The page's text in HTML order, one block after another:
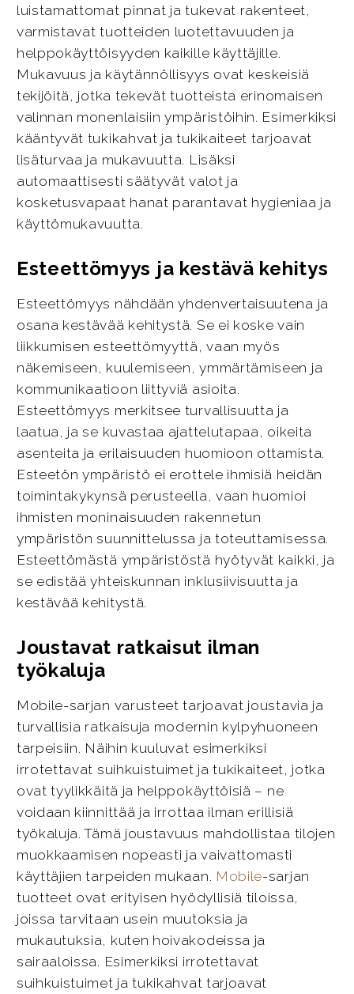
luistamattomat pinnat ja tukevat rakenteet,
varmistavat tuotteiden luotettavuuden ja
helppokäyttöisyyden kaikille käyttäjille.
Mukavuus ja käytännöllisyys ovat keskeisiä
tekijöitä, jotka tekevät tuotteista erinomaisen
valinnan monenlaisiin ympäristöihin. Esimerkiksi
kääntyvät tukikahvat ja tukikaiteet tarjoavat
lisäturvaa ja mukavuutta. Lisäksi
automaattisesti säätyvät valot ja
kosketusvapaat hanat parantavat hygieniaa ja
käyttömukavuutta.
Esteettömyys ja kestävä kehitys
Esteettömyys nähdään yhdenvertaisuutena ja
osana kestävää kehitystä. Se ei koske vain
liikkumisen esteettömyyttä, vaan myös
näkemiseen, kuulemiseen, ymmärtämiseen ja
kommunikaatioon liittyviä asioita.
Esteettömyys merkitsee turvallisuutta ja
laatua, ja se kuvastaa ajattelutapaa, oikeita
asenteita ja erilaisuuden huomioon ottamista.
Esteetön ympäristö ei erottele ihmisiä heidän
toimintakykynsä perusteella, vaan huomioi
ihmisten moninaisuuden rakennetun
ympäristön suunnittelussa ja toteuttamisessa.
Esteettömästä ympäristöstä hyötyvät kaikki, ja
se edistää yhteiskunnan inklusiivisuutta ja
kestävää kehitystä.
Joustavat ratkaisut ilman
työkaluja
Mobile-sarjan varusteet tarjoavat joustavia ja
turvallisia ratkaisuja modernin kylpyhuoneen
tarpeisiin. Näihin kuuluvat esimerkiksi
irrotettavat suihkuistuimet ja tukikaiteet, jotka
ovat tyylikkäitä ja helppokäyttöisiä – ne
voidaan kiinnittää ja irrottaa ilman erillisiä
työkaluja. Tämä joustavuus mahdollistaa tilojen
muokkaamisen nopeasti ja vaivattomasti
käyttäjien tarpeiden mukaan. Mobile-sarjan
tuotteet ovat erityisen hyödyllisiä tiloissa,
joissa tarvitaan usein muutoksia ja
mukautuksia, kuten hoivakodeissa ja
sairaaloissa. Esimerkiksi irrotettavat
suihkuistuimet ja tukikahvat tarjoavat